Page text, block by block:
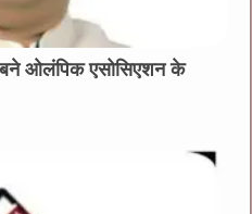
बने ओलंपिक एसोसिएशन के